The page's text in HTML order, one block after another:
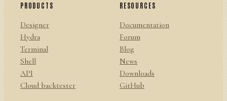
PRODUCTS
Designer
Hydra
Terminal
Shell
API
Cloud backtester
RESOURCES
Documentation
Forum
Blog
News
Downloads
GitHub